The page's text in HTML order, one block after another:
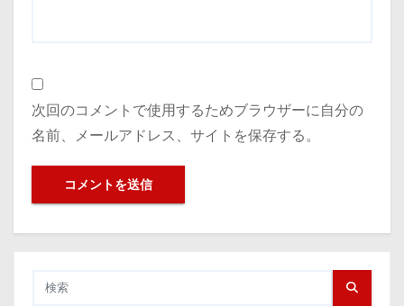
次回のコメントで使用するためブラウザーに自分の
名前、メールアドレス、サイトを保存する。